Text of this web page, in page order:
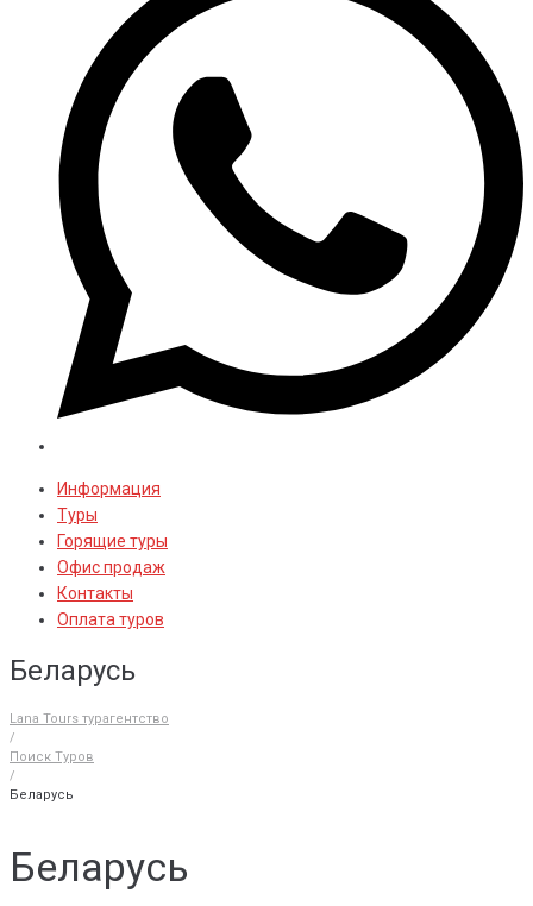
Информация
Туры
Горящие туры
Офис продаж
Контакты
Оплата туров
Беларусь
Lana Tours турагентство
/
Поиск Туров
/
Беларусь
Беларусь